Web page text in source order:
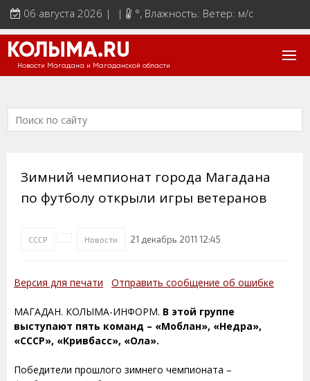
06 августа 2026 | | °, Влажность: Ветер: м/с
КОЛЫМА.RU
Новости Магадана и Магаданской области
Зимний чемпионат города Магадана
по футболу открыли игры ветеранов
СССР Новости 21 декабрь 2011 12:45
Версия для печати Отправить сообщение об ошибке
МАГАДАН. КОЛЫМА-ИНФОРМ. В этой группе
выступают пять команд – «Моблан», «Недра»,
«СССР», «Кривбасс», «Ола».
Победители прошлого зимнего чемпионата –